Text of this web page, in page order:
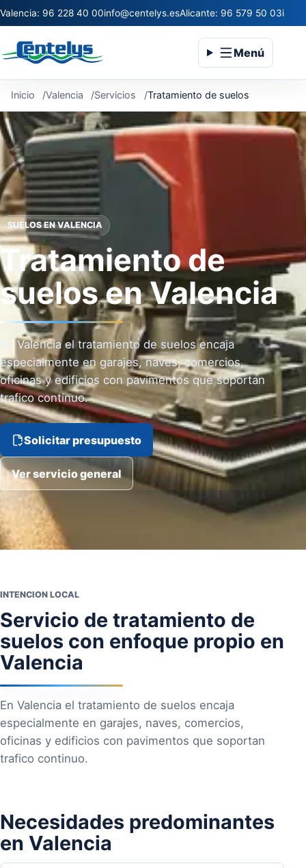
Valencia: 96 228 40 00info@centelys.esAlicante: 96 579 50 03
Menú
Inicio Valencia Servicios Tratamiento de suelos
SUELOS EN VALENCIA
Tratamiento de
suelos en Valencia
En Valencia el tratamiento de suelos encaja
especialmente en garajes, naves, comercios,
oficinas y edificios con pavimentos que soportan
trafico continuo.
Solicitar presupuesto
Ver servicio general
INTENCION LOCAL
Servicio de tratamiento de
suelos con enfoque propio en
Valencia
En Valencia el tratamiento de suelos encaja
especialmente en garajes, naves, comercios,
oficinas y edificios con pavimentos que soportan
trafico continuo.
Necesidades predominantes
en Valencia